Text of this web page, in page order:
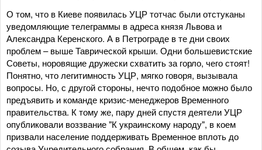
О том, что в Киеве появилась УЦР тотчас были отстуканы
уведомляющие телеграммы в адреса князя Львова и
Александра Керенского. А в Петрограде в те дни своих
проблем – выше Таврической крыши. Одни большевистские
Советы, норовящие дружески схватить за горло, чего стоят!
Понятно, что легитимность УЦР, мягко говоря, вызывала
вопросы. Но, с другой стороны, нечто подобное можно было
предъявить и команде кризис-менеджеров Временного
правительства. К тому же, пару дней спустя деятели УЦР
опубликовали воззвание "К украинскому народу", в коем
призвали население поддерживать Временное вплоть до